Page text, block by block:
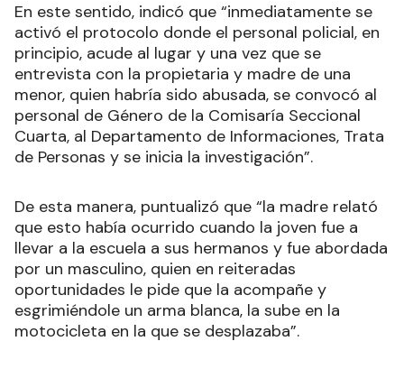
En este sentido, indicó que “inmediatamente se
activó el protocolo donde el personal policial, en
principio, acude al lugar y una vez que se
entrevista con la propietaria y madre de una
menor, quien habría sido abusada, se convocó al
personal de Género de la Comisaría Seccional
Cuarta, al Departamento de Informaciones, Trata
de Personas y se inicia la investigación”.
De esta manera, puntualizó que “la madre relató
que esto había ocurrido cuando la joven fue a
llevar a la escuela a sus hermanos y fue abordada
por un masculino, quien en reiteradas
oportunidades le pide que la acompañe y
esgrimiéndole un arma blanca, la sube en la
motocicleta en la que se desplazaba”.